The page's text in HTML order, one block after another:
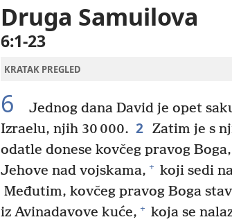
Druga Samuilova
6:1-23
KRATAK PREGLED
6
Jednog dana David je opet
Izraelu, njih 30 000. 2 Zatim je s
odatle donese kovčeg pravog Boga,
Jehove nad vojskama, + koji sedi
Međutim, kovčeg pravog Boga
iz Avinadavove kuće, + koja se